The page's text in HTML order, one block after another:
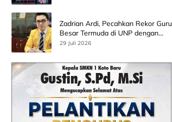
Zadrian Ardi, Pecahkan Rekor Guru
Besar Termuda di UNP dengan
Riset Stress Akademik
29 Juli 2026